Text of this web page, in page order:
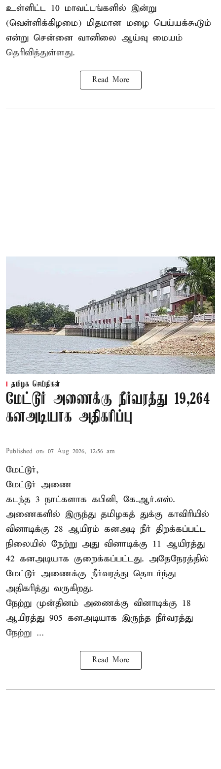
உள்ளிட்ட 10 மாவட்டங்களில் இன்று
(வெள்ளிக்கிழமை) மிதமான மழை பெய்யக்கூடும்
என்று சென்னை வானிலை ஆய்வு மையம்
தெரிவித்துள்ளது.
Read More
தமிழக செய்திகள்
மேட்டூர் அணைக்கு நீர்வரத்து 19,264
கனஅடியாக அதிகரிப்பு
Published on: 07 Aug 2026, 12:56 am
மேட்டூர்,
மேட்டூர் அணை
கடந்த 3 நாட்களாக கபினி, கே.ஆர்.எஸ்.
அணைகளில் இருந்து தமிழகத் துக்கு காவிரியில்
வினாடிக்கு 28 ஆயிரம் கனஅடி நீர் திறக்கப்பட்ட
நிலையில் நேற்று அது வினாடிக்கு 11 ஆயிரத்து
42 கனஅடியாக குறைக்கப்பட்டது. அதேநேரத்தில்
மேட்டூர் அணைக்கு நீர்வரத்து தொடர்ந்து
அதிகரித்து வருகிறது.
நேற்று முன்தினம் அணைக்கு வினாடிக்கு 18
ஆயிரத்து 905 கனஅடியாக இருந்த நீர்வரத்து
நேற்று ...
Read More